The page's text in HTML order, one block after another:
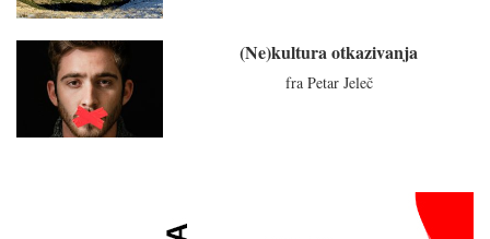
(Ne)kultura otkazivanja
fra Petar Jeleč